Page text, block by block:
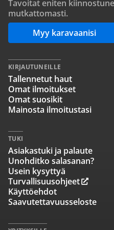
Tavoitat eniten
mutkattomasti.
Myy karavaanisi
KIRJAUTUNEILLE
Tallennetut haut
Omat ilmoitukset
Omat suosikit
Mainosta ilmoitustasi
TUKI
Asiakastuki ja palaute
Unohditko salasanan?
Usein kysyttyä
Turvallisuusohjeet
Käyttöehdot
Saavutettavuusseloste